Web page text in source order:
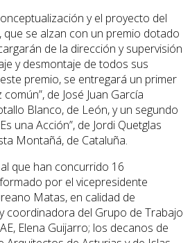
y el proyecto del
que se alzan con un premio dotado
de la dirección y supervisión
y desmontaje de todos sus
premio, se entregará un primer
de José Juan García
Blanco, de León, y un segundo
una Acción”, de Jordi Quetglas
Montañá, de Cataluña.
que han concurrido 16
por el vicepresidente
Matas, en calidad de
coordinadora del Grupo de Trabajo
Elena Guijarro; los decanos de